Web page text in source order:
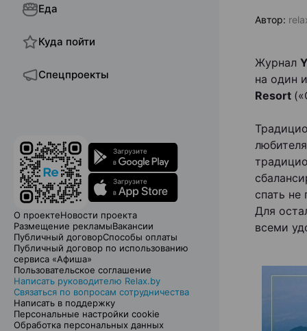
Еда
Куда пойти
Спецпроекты
О проектеНовости проекта
Размещение рекламыВакансии
Публичный договорСпособы оплаты
Публичный договор по использованию
сервиса «Афиша»
Пользовательское соглашение
Написать руководителю Relax.by
Связаться по вопросам сотрудничества
Написать в поддержку
Персональные настройки cookie
Обработка персональных данных
Автор:
Журнал
на один
Resort
спать не
Для
всеми